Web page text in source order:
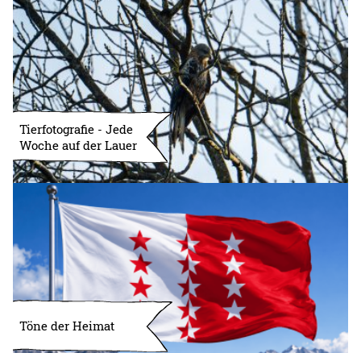
Tierfotografie - Jede
Woche auf der Lauer
Töne der Heimat